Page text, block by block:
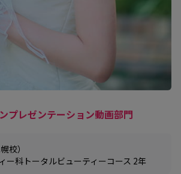
プレゼンテーション動画部門
校）
ー科トータルビューティーコース 2年